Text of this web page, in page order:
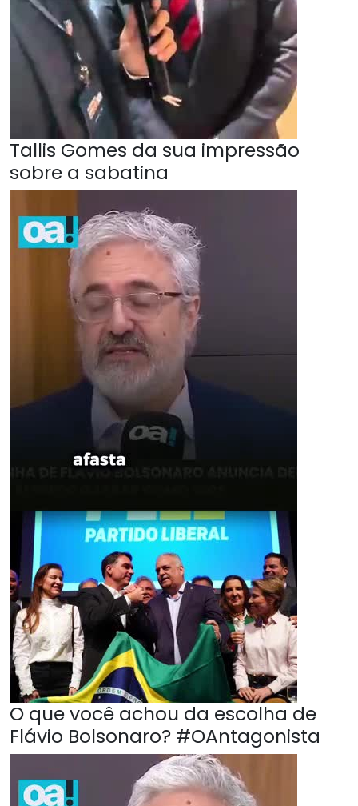
Tallis Gomes da sua impressão
sobre a sabatina
O que você achou da escolha de
Flávio Bolsonaro? #OAntagonista